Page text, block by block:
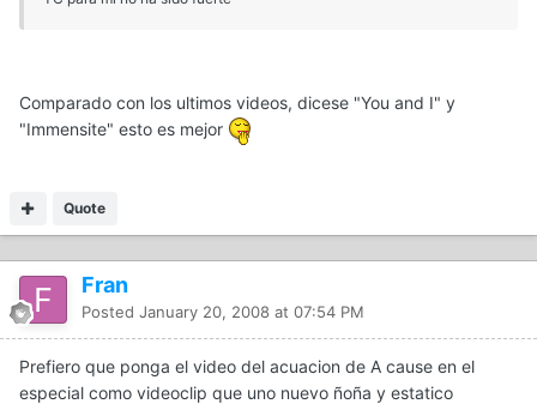
Comparado con los ultimos videos, dicese "You and I" y
"Immensite" esto es mejor
Quote
Fran
Posted January 20, 2008 at 07:54 PM
Prefiero que ponga el video del acuacion de A cause en el
especial como videoclip que uno nuevo ñoña y estatico